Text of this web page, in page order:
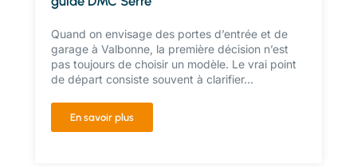
Quand on envisage des portes d’entrée et de
garage à Valbonne, la première décision n’est
pas toujours de choisir un modèle. Le vrai point
de départ consiste souvent à clarifier...
En savoir plus